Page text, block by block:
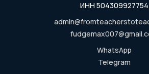
ИНН 504309927754
WhatsApp
Telegram